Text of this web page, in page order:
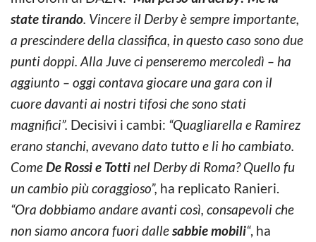
state tirando. Vincere il Derby è sempre importante,
a prescindere della classifica, in questo caso sono due
punti doppi. Alla Juve ci penseremo mercoledì – ha
aggiunto – oggi contava giocare una gara con il
cuore davanti ai nostri tifosi che sono stati
magnifici”. Decisivi i cambi: “Quagliarella e Ramirez
erano stanchi, avevano dato tutto e li ho cambiato.
ComeDe Rossi e Tottinel Derby di Roma? Quello fu
un cambio più coraggioso”, ha replicato Ranieri.
“Ora dobbiamo andare avanti così, consapevoli che
non siamo ancora fuori dallesabbie mobili“, ha